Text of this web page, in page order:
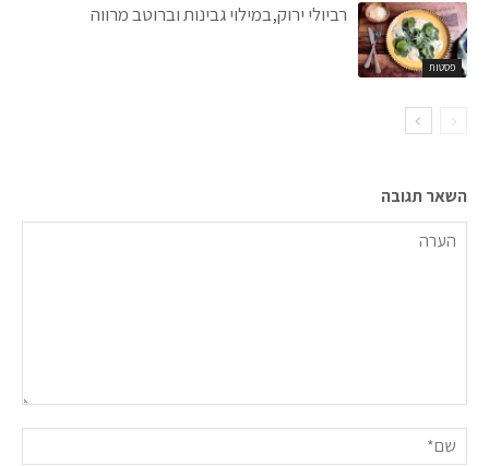
פסטות
רביולי ירוק,במילוי גבינות וברוטב מרווה
השאר תגובה